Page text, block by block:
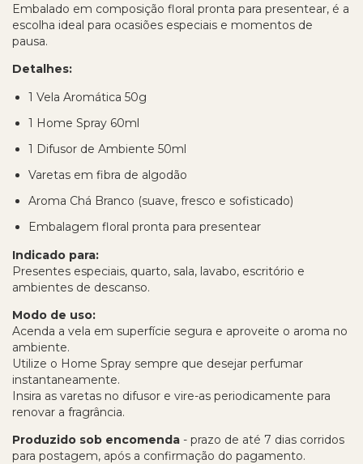
Embalado em composição floral pronta para presentear, é a
escolha ideal para ocasiões especiais e momentos de
pausa.
Detalhes:
1 Vela Aromática 50g
1 Home Spray 60ml
1 Difusor de Ambiente 50ml
Varetas em fibra de algodão
Aroma Chá Branco (suave, fresco e sofisticado)
Embalagem floral pronta para presentear
Indicado para:
Presentes especiais, quarto, sala, lavabo, escritório e
ambientes de descanso.
Modo de uso:
Acenda a vela em superfície segura e aproveite o aroma no
ambiente.
Utilize o Home Spray sempre que desejar perfumar
instantaneamente.
Insira as varetas no difusor e vire-as periodicamente para
renovar a fragrância.
Produzido sob encomenda - prazo de até 7 dias corridos
para postagem, após a confirmação do pagamento.